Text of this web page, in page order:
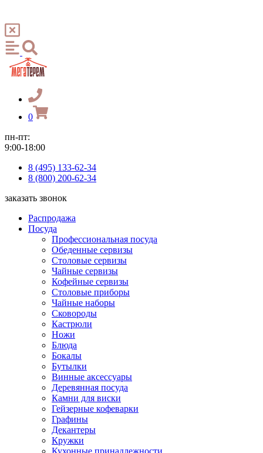
0
пн-пт:
9:00-18:00
8 (495) 133-62-34
8 (800) 200-62-34
заказать звонок
Распродажа
Посуда
Профессиональная посуда
Обеденные сервизы
Столовые сервизы
Чайные сервизы
Кофейные сервизы
Столовые приборы
Чайные наборы
Сковороды
Кастрюли
Ножи
Блюда
Бокалы
Бутылки
Винные аксессуары
Деревянная посуда
Камни для виски
Гейзерные кофеварки
Графины
Декантеры
Кружки
Кухонные принадлежности